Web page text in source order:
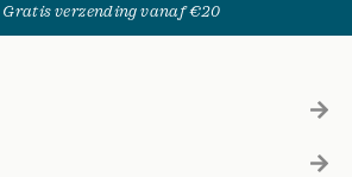
Gratis verzending vanaf €20